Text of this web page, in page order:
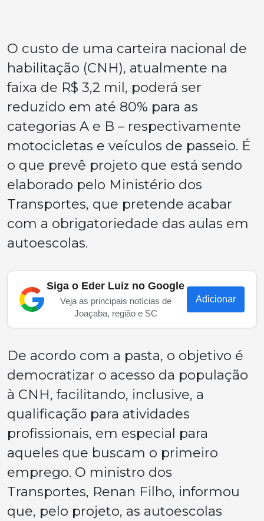
O custo de uma carteira nacional de
habilitação (CNH), atualmente na
faixa de R$ 3,2 mil, poderá ser
reduzido em até 80% para as
categorias A e B – respectivamente
motocicletas e veículos de passeio. É
o que prevê projeto que está sendo
elaborado pelo Ministério dos
Transportes, que pretende acabar
com a obrigatoriedade das aulas em
autoescolas.
Siga o Eder Luiz no Google
Veja as principais notícias de
Joaçaba, região e SC
Adicionar
De acordo com a pasta, o objetivo é
democratizar o acesso da população
à CNH, facilitando, inclusive, a
qualificação para atividades
profissionais, em especial para
aqueles que buscam o primeiro
emprego. O ministro dos
Transportes, Renan Filho, informou
que, pelo projeto, as autoescolas